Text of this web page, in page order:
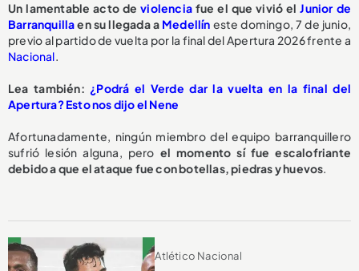
Un lamentable acto deviolencia fue el que vivió elJunior de
Barranquillaen su llegada a Medellín este domingo, 7 de junio,
previo al partido de vuelta por la final del Apertura 2026 frente a
Nacional.
Lea también: ¿Podrá el Verde dar la vuelta en la final del
Apertura? Esto nos dijo el Nene
Afortunadamente, ningún miembro del equipo barranquillero
sufrió lesión alguna, pero el momento sí fue escalofriante
debido a que el ataque fue con botellas, piedras y huevos.
Atlético Nacional